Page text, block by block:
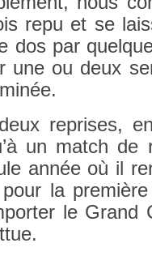
repu et se
dos par
une ou deux
re­prises,
un match de
année où il
la
le Grand